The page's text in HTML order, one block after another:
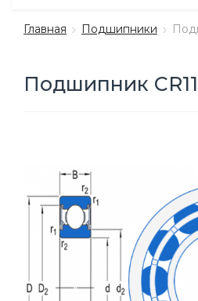
Главная Подшипники
Подшипник